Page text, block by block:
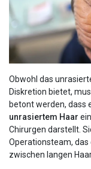
Obwohl das
Diskretion bietet,
betont werden, dass
unrasiertem Haar
Chirurgen darstellt.
Operationsteam,
zwischen langen